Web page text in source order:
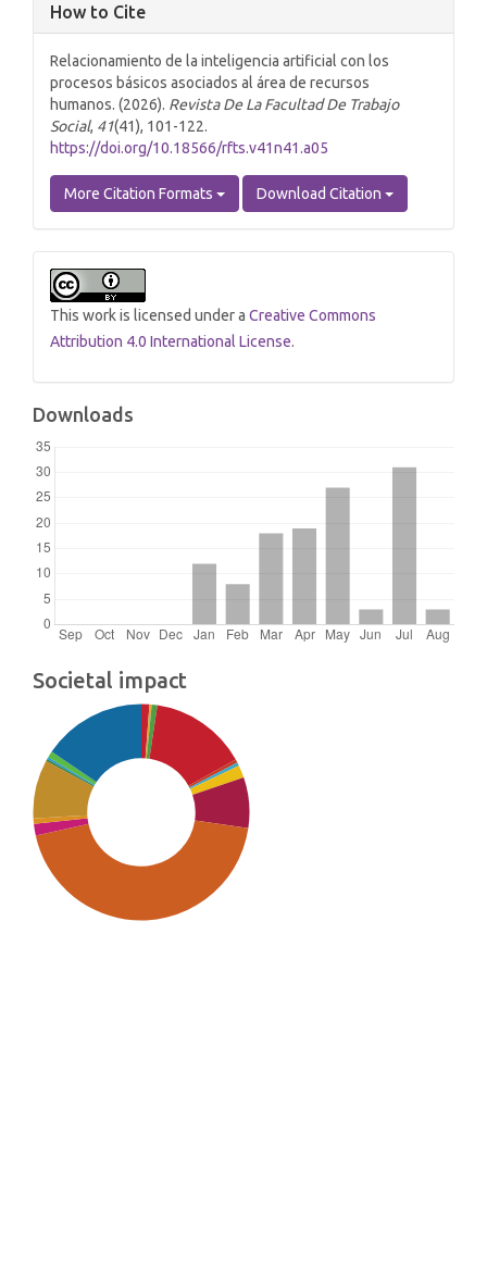
How to Cite
Relacionamiento de la inteligencia artificial con los
procesos básicos asociados al área de recursos
humanos. (2026). Revista De La Facultad De Trabajo
Social, 41(41), 101-122.
https://doi.org/10.18566/rfts.v41n41.a05
More Citation Formats Download Citation
This work is licensed under a Creative Commons
Attribution 4.0 International License.
Downloads
Societal impact